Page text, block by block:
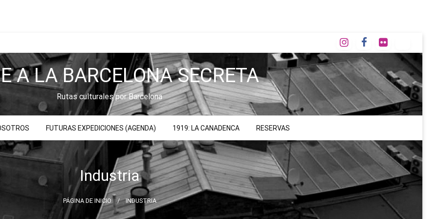
A LA BARCELONA SECRETA
Rutas culturales por Barcelona
FUTURAS EXPEDICIONES (AGENDA) 1919: LA CANADENCA RESERVAS
Industria
PÁGINA DE INICIO INDUSTRIA